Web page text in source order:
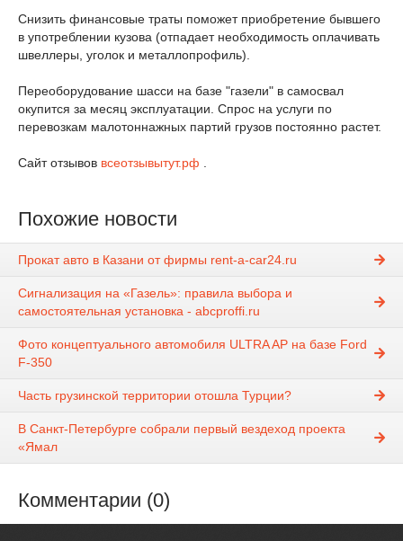
Снизить финансовые траты поможет приобретение бывшего
в употреблении кузова (отпадает необходимость оплачивать
швеллеры, уголок и металлопрофиль).
Переоборудование шасси на базе "газели" в самосвал
окупится за месяц эксплуатации. Спрос на услуги по
перевозкам малотоннажных партий грузов постоянно растет.
Сайт отзывов всеотзывытут.рф
Похожие новости
Прокат авто в Казани от фирмы rent-a-car24.ru
Сигнализация на «Газель»: правила выбора и
самостоятельная установка - abcproffi.ru
Фото концептуального автомобиля ULTRA AP на базе Ford
F-350
Часть грузинской территории отошла Турции?
В Санкт-Петербурге собрали первый вездеход проекта
«Ямал
Комментарии (0)